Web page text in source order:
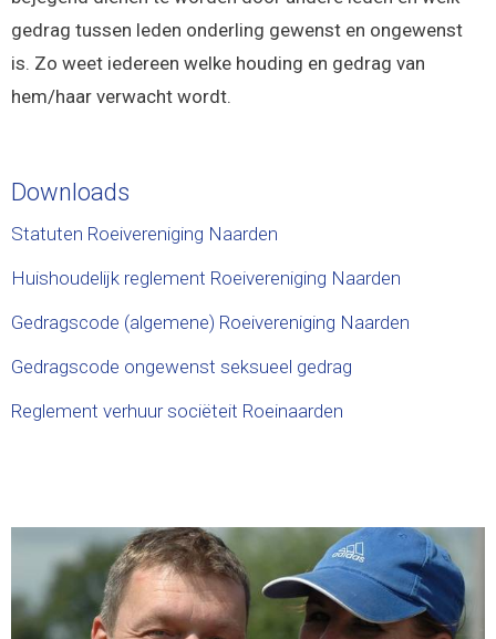
gedrag tussen leden onderling gewenst en ongewenst
is. Zo weet iedereen welke houding en gedrag van
hem/haar verwacht wordt.
Downloads
Statuten Roeivereniging Naarden
Huishoudelijk reglement Roeivereniging Naarden
Gedragscode (algemene) Roeivereniging Naarden
Gedragscode ongewenst seksueel gedrag
Reglement verhuur sociëteit Roeinaarden